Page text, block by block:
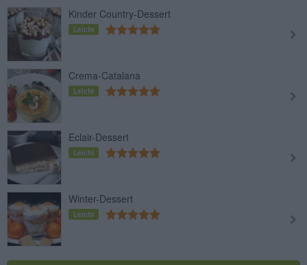
Kinder Country-Dessert
Leicht
Crema-Catalana
Leicht
Eclair-Dessert
Leicht
Winter-Dessert
Leicht